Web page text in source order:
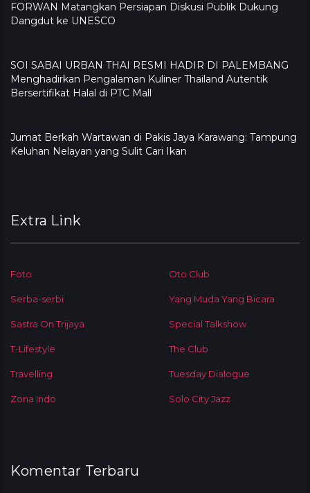
FORWAN Matangkan Persiapan Diskusi Publik Dukung
Dangdut ke UNESCO
SOI SABAI URBAN THAI RESMI HADIR DI PALEMBANG
Menghadirkan Pengalaman Kuliner Thailand Autentik
Bersertifikat Halal di PTC Mall
Jumat Berkah Wartawan di Pakis Jaya Karawang: Tampung
Keluhan Nelayan yang Sulit Cari Ikan
Extra Link
Foto Oto Club
Serba-serbi Yang Muda Yang Bicara
Sastra On Trijaya Special Talkshow
T-Lifestyle The Club
Travelling Tuesday Dialogue
Zona Indo Solo City Jazz
Komentar Terbaru